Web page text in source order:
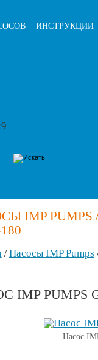
ИНСТРУКЦИИ
IMP PUMPS
/ Насосы IMP Pumps
IMP PUMPS
Насос